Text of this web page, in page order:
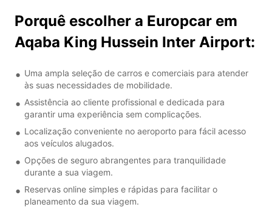
Porquê escolher a Europcar em
Aqaba King Hussein Inter Airport:
Uma ampla seleção de carros e comerciais para atender
às suas necessidades de mobilidade.
Assistência ao cliente profissional e dedicada para
garantir uma experiência sem complicações.
Localização conveniente no aeroporto para fácil acesso
aos veículos alugados.
Opções de seguro abrangentes para tranquilidade
durante a sua viagem.
Reservas online simples e rápidas para facilitar o
planeamento da sua viagem.